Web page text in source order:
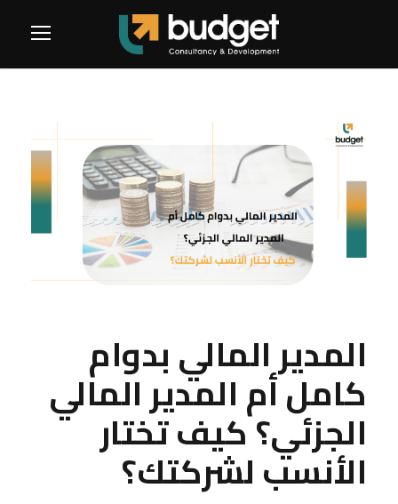
المدير المالي بدوام
كامل أم المدير المالي
الجزئي؟ كيف تختار
الأنسب لشركتك؟